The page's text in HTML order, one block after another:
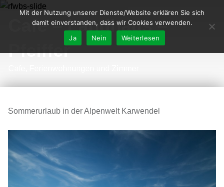
Cafe – Landhaus –
Pfeiffer
Cafe, Ferienwohnungen und Zimmer
Sommerurlaub in der Alpenwelt Karwendel
Mit der Nutzung unserer Dienste/Website erklären Sie sich
damit einverstanden, dass wir Cookies verwenden.
Ja
Nein Weiterlesen